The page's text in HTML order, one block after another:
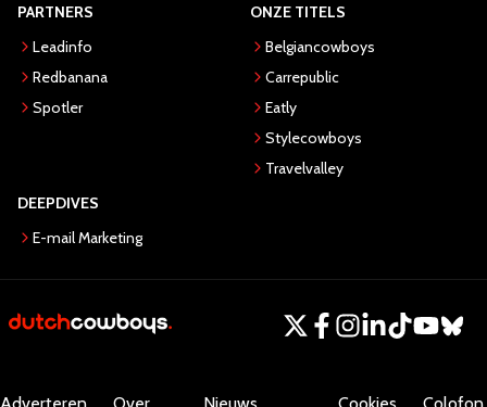
PARTNERS
Leadinfo
Redbanana
Spotler
ONZE TITELS
Belgiancowboys
Carrepublic
Eatly
Stylecowboys
Travelvalley
DEEPDIVES
E-mail Marketing
Adverteren Over Nieuws Cookies Colofon.